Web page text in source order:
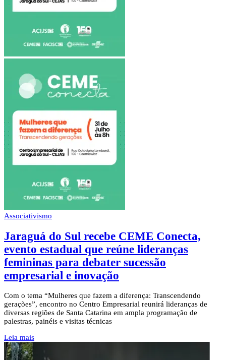
Associativismo
Jaraguá do Sul recebe CEME Conecta,
evento estadual que reúne lideranças
femininas para debater sucessão
empresarial e inovação
Com o tema “Mulheres que fazem a diferença: Transcendendo
gerações”, encontro no Centro Empresarial reunirá lideranças de
diversas regiões de Santa Catarina em ampla programação de
palestras, painéis e visitas técnicas
Leia mais